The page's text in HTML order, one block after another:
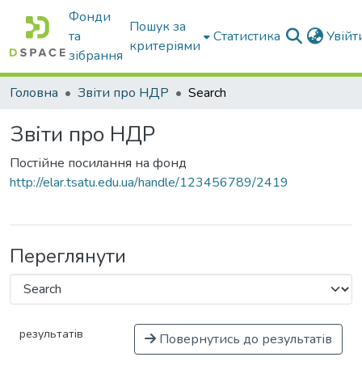
Фонди
та
зібрання
Пошук за
критеріями
Статистика
Головна Звіти про НДР Search
Звіти про НДР
Постійне посилання на фонд
http://elar.tsatu.edu.ua/handle/123456789/2419
Переглянути
результатів Повернутись до результатів